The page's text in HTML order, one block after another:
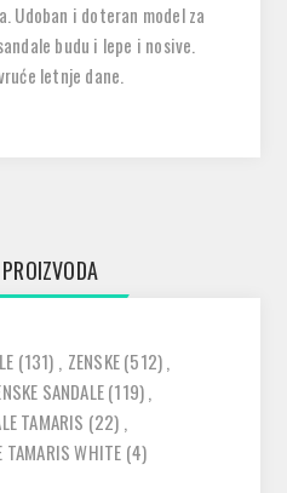
Udoban i doteran model za
budu i lepe i nosive.
letnje dane.
(131) , ZENSKE(512),
SANDALE(119),
TAMARIS (22) ,
TAMARIS WHITE (4)